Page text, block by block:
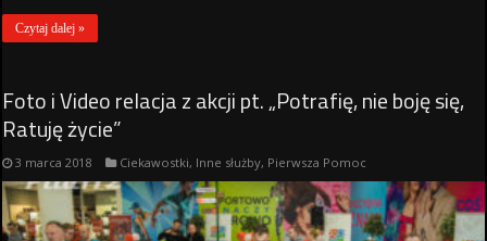
Czytaj dalej »
Foto i Video relacja z akcji pt. „Potrafię, nie boję się,
Ratuję życie”
3 marca 2018 Ciekawostki, Inne służby, Pierwsza Pomoc